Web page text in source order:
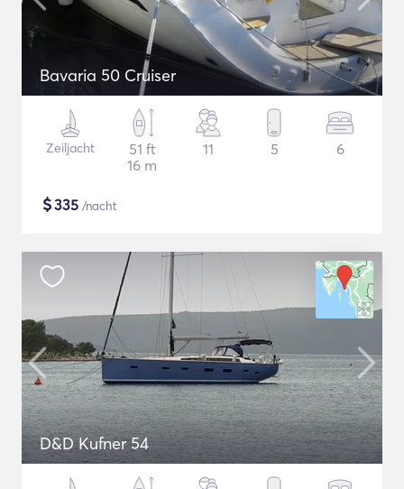
Bavaria 50 Cruiser
Zeiljacht
51 ft
16 m
11 5 6
$335 /nacht
D&D Kufner 54